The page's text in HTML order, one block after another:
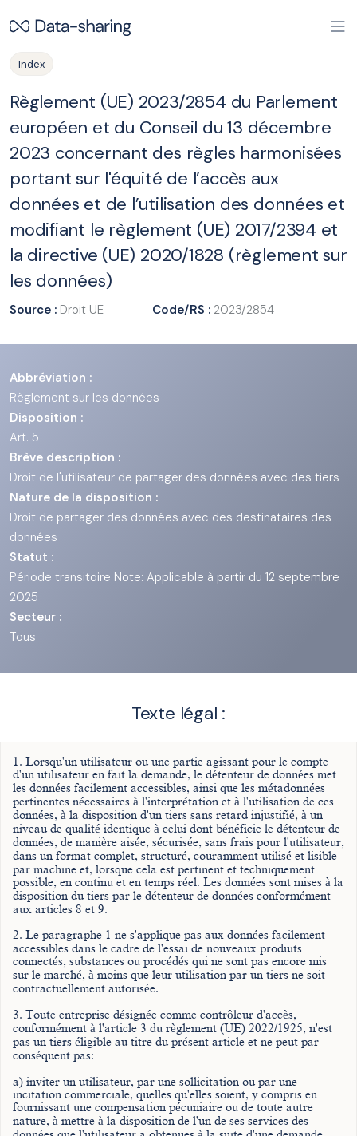
Index
Règlement (UE) 2023/2854 du Parlement
européen et du Conseil du 13 décembre
2023 concernant des règles harmonisées
portant sur l'équité de l’accès aux
données et de l’utilisation des données et
modifiant le règlement (UE) 2017/2394 et
la directive (UE) 2020/1828 (règlement sur
les données)
Source : Droit UE Code/RS : 2023/2854
Abbréviation :
Règlement sur les données
Disposition :
Art. 5
Brève description :
Droit de l'utilisateur de partager des données avec des tiers
Nature de la disposition :
Droit de partager des données avec des destinataires des
données
Statut :
Période transitoire Note: Applicable à partir du 12 septembre
2025
Secteur :
Tous
Texte légal :
1. Lorsqu'un utilisateur ou une partie agissant pour le compte
d'un utilisateur en fait la demande, le détenteur de données met
les données facilement accessibles, ainsi que les métadonnées
pertinentes nécessaires à l'interprétation et à l'utilisation de ces
données, à la disposition d'un tiers sans retard injustifié, à un
niveau de qualité identique à celui dont bénéficie le détenteur de
données, de manière aisée, sécurisée, sans frais pour l'utilisateur,
dans un format complet, structuré, couramment utilisé et lisible
par machine et, lorsque cela est pertinent et techniquement
possible, en continu et en temps réel. Les données sont mises à la
disposition du tiers par le détenteur de données conformément
aux articles 8 et 9.
2. Le paragraphe 1 ne s'applique pas aux données facilement
accessibles dans le cadre de l'essai de nouveaux produits
connectés, substances ou procédés qui ne sont pas encore mis
sur le marché, à moins que leur utilisation par un tiers ne soit
contractuellement autorisée.
3. Toute entreprise désignée comme contrôleur d'accès,
conformément à l'article 3 du règlement (UE) 2022/1925, n'est
pas un tiers éligible au titre du présent article et ne peut par
conséquent pas:
a) inviter un utilisateur, par une sollicitation ou par une
incitation commerciale, quelles qu'elles soient, y compris en
fournissant une compensation pécuniaire ou de toute autre
nature, à mettre à la disposition de l'un de ses services des